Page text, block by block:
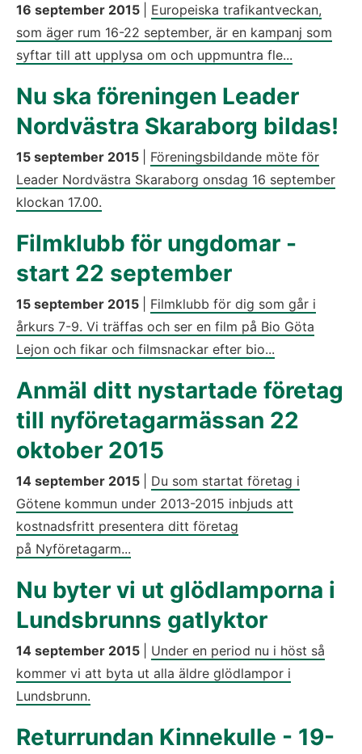
16 september 2015
Europeiska trafikantveckan,
som äger rum 16-22 september, är en kampanj som
syftar till att upplysa om och uppmuntra fle...
Nu ska föreningen Leader
Nordvästra Skaraborg bildas!
15 september 2015
Föreningsbildande möte för
Leader Nordvästra Skaraborg onsdag 16 september
klockan 17.00.
Filmklubb för ungdomar -
start 22 september
15 september 2015
Filmklubb för dig som går i
årkurs 7-9. Vi träffas och ser en film på Bio Göta
Lejon och fikar och filmsnackar efter bio...
Anmäl ditt nystartade företag
till nyföretagarmässan 22
oktober 2015
14 september 2015
Du som startat företag i
Götene kommun under 2013-2015 inbjuds att
kostnadsfritt presentera ditt företag
på Nyföretagarm...
Nu byter vi ut glödlamporna i
Lundsbrunns gatlyktor
14 september 2015
Under en period nu i höst så
kommer vi att byta ut alla äldre glödlampor i
Lundsbrunn.
Returrundan Kinnekulle - 19-